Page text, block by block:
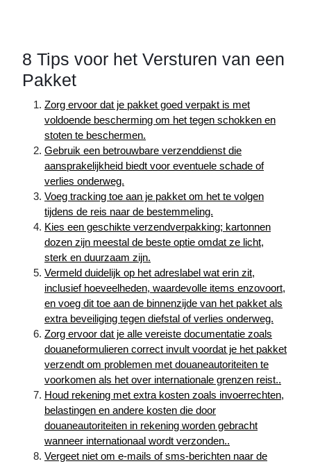
8 Tips voor het Versturen van een
Pakket
Zorg ervoor dat je pakket goed verpakt is met
voldoende bescherming om het tegen schokken en
stoten te beschermen.
Gebruik een betrouwbare verzenddienst die
aansprakelijkheid biedt voor eventuele schade of
verlies onderweg.
Voeg tracking toe aan je pakket om het te volgen
tijdens de reis naar de bestemmeling.
Kies een geschikte verzendverpakking; kartonnen
dozen zijn meestal de beste optie omdat ze licht,
sterk en duurzaam zijn.
Vermeld duidelijk op het adreslabel wat erin zit,
inclusief hoeveelheden, waardevolle items enzovoort,
en voeg dit toe aan de binnenzijde van het pakket als
extra beveiliging tegen diefstal of verlies onderweg.
Zorg ervoor dat je alle vereiste documentatie zoals
douaneformulieren correct invult voordat je het pakket
verzendt om problemen met douaneautoriteiten te
voorkomen als het over internationale grenzen reist..
Houd rekening met extra kosten zoals invoerrechten,
belastingen en andere kosten die door
douaneautoriteiten in rekening worden gebracht
wanneer internationaal wordt verzonden..
Vergeet niet om e-mails of sms-berichten naar de